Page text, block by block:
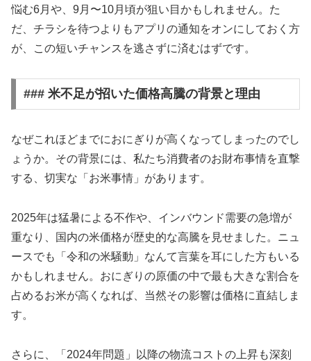
悩む6月や、9月〜10月頃が狙い目かもしれません。た
だ、チラシを待つよりもアプリの通知をオンにしておく方
が、この短いチャンスを逃さずに済むはずです。
### 米不足が招いた価格高騰の背景と理由
なぜこれほどまでにおにぎりが高くなってしまったのでし
ょうか。その背景には、私たち消費者のお財布事情を直撃
する、切実な「お米事情」があります。
2025年は猛暑による不作や、インバウンド需要の急増が
重なり、国内の米価格が歴史的な高騰を見せました。ニュ
ースでも「令和の米騒動」なんて言葉を耳にした方もいる
かもしれません。おにぎりの原価の中で最も大きな割合を
占めるお米が高くなれば、当然その影響は価格に直結しま
す。
さらに、「2024年問題」以降の物流コストの上昇も深刻